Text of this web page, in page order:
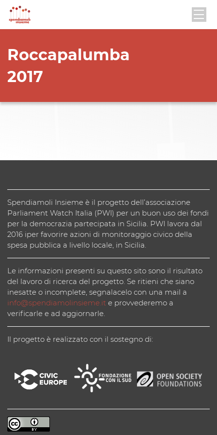
Roccapalumba
2017
Spendiamoli Insieme è il progetto dell’associazione
Parliament Watch Italia (PWI) per un buon uso dei fondi
per la democrazia partecipata in Sicilia. PWI lavora dal
2016 iper favorire azioni di monitoraggio civico della
spesa pubblica a livello locale, in Sicilia.
Le informazioni presenti su questo sito sono il risultato
del lavoro di ricerca del progetto. Se ritieni che siano
inesatte o incomplete, segnalacelo con una mail a
info@spendiamolinsieme.it e provvederemo a
verificarle e ad aggiornarle.
Il progetto è realizzato con il sostegno di: